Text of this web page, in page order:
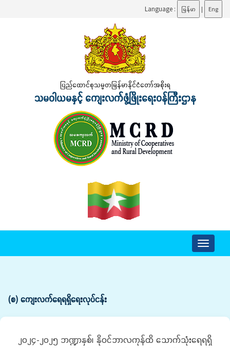
Language : မြန်မာ | Eng
ပြည်ထောင်စုသမ္မတမြန်မာနိုင်ငံတော်အစိုးရ
သမဝါယမနှင့် ကျေးလက်ဖွံ့ဖြိုးရေးဝန်ကြီးဌာန
Toggle
(စ) ကျေးလက်ရေရရှိရေးလုပ်ငန်း
၂၀၂၄-၂၀၂၅ ဘဏ္ဍာနှစ်၊ နိုဝင်ဘာလကုန်ထိ သောက်သုံးရေရရှိ